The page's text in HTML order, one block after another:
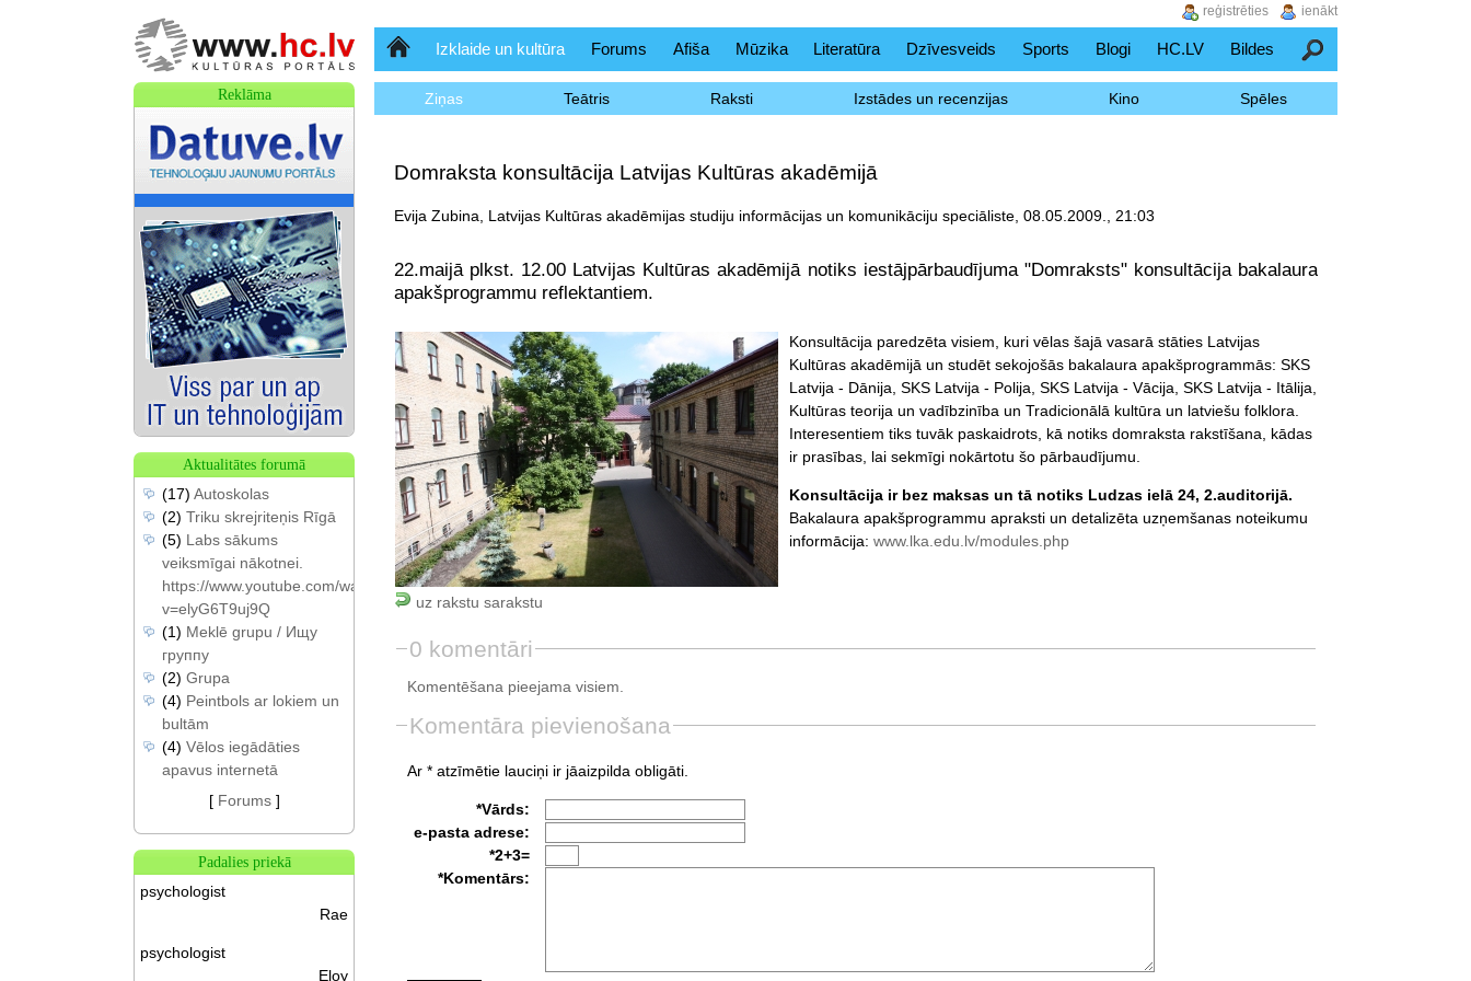
SākumlapaIzklaide un kultūra Forums Afiša Mūzika Literatūra Dzīvesveids Sports Blogi HC.LV Bildes Meklēšana
Ziņas Teātris Raksti Izstādes un recenzijas Kino Spēles
Domraksta konsultācija Latvijas Kultūras akadēmijā
Evija Zubina, Latvijas Kultūras akadēmijas studiju informācijas un komunikāciju speciāliste, 08.05.2009., 21:03
22.maijā plkst. 12.00 Latvijas Kultūras akadēmijā notiks iestājpārbaudījuma "Domraksts" konsultācija bakalaura
apakšprogrammu reflektantiem.
Konsultācija paredzēta visiem, kuri vēlas šajā vasarā stāties Latvijas
Kultūras akadēmijā un studēt sekojošās bakalaura apakšprogrammās: SKS
Latvija - Dānija, SKS Latvija - Polija, SKS Latvija - Vācija, SKS Latvija - Itālija,
Kultūras teorija un vadībzinība un Tradicionālā kultūra un latviešu folklora.
Interesentiem tiks tuvāk paskaidrots, kā notiks domraksta rakstīšana, kādas
ir prasības, lai sekmīgi nokārtotu šo pārbaudījumu.
Konsultācija ir bez maksas un tā notiks Ludzas ielā 24, 2.auditorijā.
Bakalaura apakšprogrammu apraksti un detalizēta uzņemšanas noteikumu
informācija: www.lka.edu.lv/modules.php
uz rakstu sarakstu
0 komentāri
Komentēšana pieejama visiem.
Komentāra pievienošana
Ar * atzīmētie lauciņi ir jāaizpilda obligāti.
*Vārds:
e-pasta adrese:
*2+3=
*Komentārs:
Reklāma
Aktualitātes forumā
(17) Autoskolas
(2) Triku skrejriteņis Rīgā
(5) Labs sākums
veiksmīgai nākotnei.
https://www.youtube.com/watch?
v=elyG6T9uj9Q
(1) Meklē grupu / Ищу
группу
(2) Grupa
(4) Peintbols ar lokiem un
bultām
(4) Vēlos iegādāties
apavus internetā
[ Forums]
Padalies priekā
psychologist
Rae
psychologist
Eloy
ienākt
reģistrēties